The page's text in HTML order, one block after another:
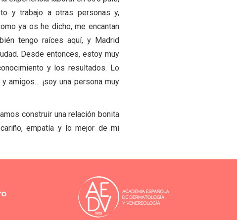
y trabajo a otras personas y,
ya os he dicho, me encantan
tengo raíces aquí, y Madrid
Desde entonces, estoy muy
y los resultados. Lo
amigos… ¡soy una persona muy
construir una relación bonita
empatía y lo mejor de mi